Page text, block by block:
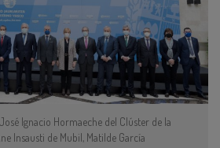
Ignacio Hormaeche del Clúster de la
Insausti de Mubil, Matilde García